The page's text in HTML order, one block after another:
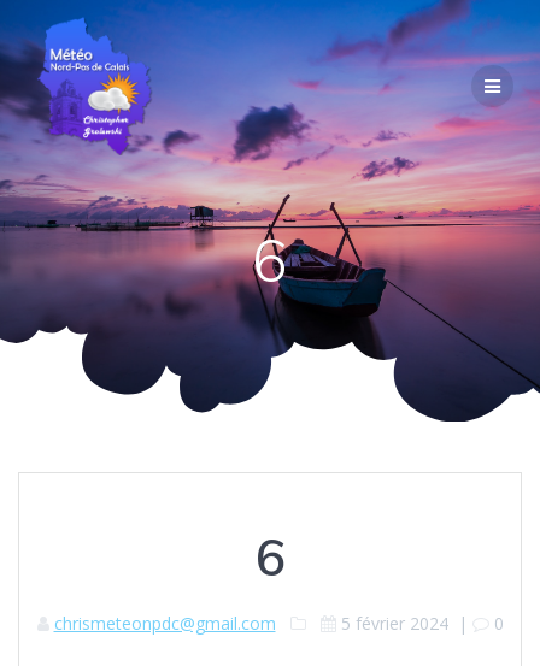
Passer
au
contenu
6
6
chrismeteonpdc@gmail.com 5 février 2024| 0